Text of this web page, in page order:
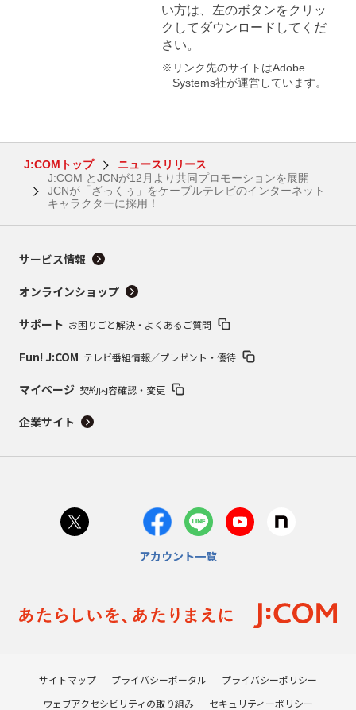
い方は、左のボタンをクリッ
クしてダウンロードしてくだ
さい。
※リンク先のサイトはAdobe
Systems社が運営しています。
J:COMトップ
ニュースリリース
J:COM とJCNが12月より共同プロモーションを展開
JCNが「ざっくぅ」をケーブルテレビのインターネット
キャラクターに採用！
サービス情報
オンラインショップ
サポート お困りごと解決・よくあるご質問
Fun! J:COM テレビ番組情報／プレゼント・優待
マイページ 契約内容確認・変更
企業サイト
アカウント一覧
サイトマップ プライバシーポータル
プライバシーポリシー
ウェブアクセシビリティの取り組み
セキュリティーポリシー